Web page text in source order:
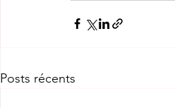
Posts récents